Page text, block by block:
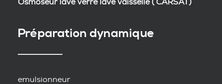
Osmoseur lave verre lave vaisselle ( CARSAT)
Préparation dynamique
emulsionneur